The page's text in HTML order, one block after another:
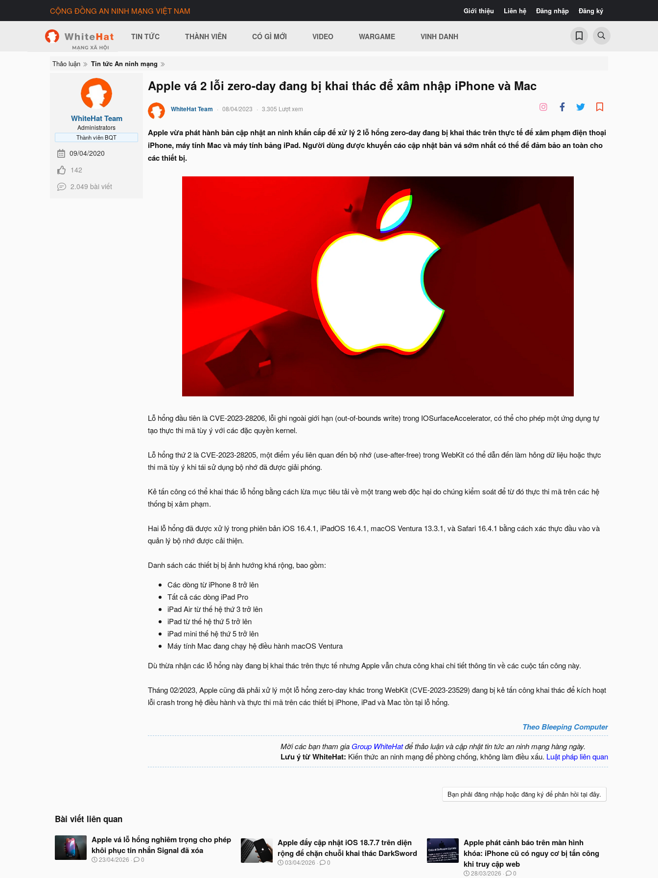
Giới thiệu Liên hệ Đăng nhập Đăng ký
CỘNG ĐỒNG AN NINH MẠNG VIỆT NAM
TIN TỨC THÀNH VIÊN CÓ GÌ MỚI VIDEO WARGAME VINH DANH
Thảo luận Tin tức An ninh mạng
WhiteHat Team
Administrators
Thành viên BQT
09/04/2020
142
2.049 bài viết
Apple vá 2 lỗi zero-day đang bị khai thác để xâm nhập iPhone và Mac
WhiteHat Team 08/04/2023 3.305 Lượt xem
Apple vừa phát hành bản cập nhật an ninh khẩn cấp để xử lý 2 lỗ hổng zero-day đang bị khai thác trên thực tế để xâm phạm điện thoại
iPhone, máy tính Mac và máy tính bảng iPad. Người dùng được khuyến cáo cập nhật bản vá sớm nhất có thể để đảm bảo an toàn cho
các thiết bị.
Lỗ hổng đầu tiên là CVE-2023-28206, lỗi ghi ngoài giới hạn (out-of-bounds write) trong IOSurfaceAccelerator, có thể cho phép một ứng dụng tự
tạo thực thi mã tùy ý với các đặc quyền kernel.
Lỗ hổng thứ 2 là CVE-2023-28205, một điểm yếu liên quan đến bộ nhớ (use-after-free) trong WebKit có thể dẫn đến làm hỏng dữ liệu hoặc thực
thi mã tùy ý khi tái sử dụng bộ nhớ đã được giải phóng.
Kẻ tấn công có thể khai thác lỗ hổng bằng cách lừa mục tiêu tải về một trang web độc hại do chúng kiểm soát để từ đó thực thi mã trên các hệ
thống bị xâm phạm.
Hai lỗ hổng đã được xử lý trong phiên bản iOS 16.4.1, iPadOS 16.4.1, macOS Ventura 13.3.1, và Safari 16.4.1 bằng cách xác thực đầu vào và
quản lý bộ nhớ được cải thiện.
Danh sách các thiết bị bị ảnh hướng khá rộng, bao gồm:
Các dòng từ iPhone 8 trở lên
Tất cả các dòng iPad Pro
iPad Air từ thế hệ thứ 3 trở lên
iPad từ thế hệ thứ 5 trở lên
iPad mini thế hệ thứ 5 trở lên
Máy tính Mac đang chạy hệ điều hành macOS Ventura
Dù thừa nhận các lỗ hổng này đang bị khai thác trên thực tế nhưng Apple vẫn chưa công khai chi tiết thông tin về các cuộc tấn công này.
Tháng 02/2023, Apple cũng đã phải xử lý một lỗ hổng zero-day khác trong WebKit (CVE-2023-23529) đang bị kẻ tấn công khai thác để kích hoạt
lỗi crash trong hệ điều hành và thực thi mã trên các thiết bị iPhone, iPad và Mac tồn tại lỗ hổng.
Theo Bleeping Computer
Mời các bạn tham gia Group WhiteHatđể thảo luận và cập nhật tin tức an ninh mạng hàng ngày.
Lưu ý từ WhiteHat: Kiến thức an ninh mạng để phòng chống, không làm điều xấu. Luật pháp liên quan
Bạn phải đăng nhập hoặc đăng ký để phản hồi tại đây.
Bài viết liên quan
Apple vá lỗ hổng nghiêm trọng cho phép
khôi phục tin nhắn Signal đã xóa
N
23/04/2026 0
Apple đẩy cập nhật iOS 18.7.7 trên diện
rộng để chặn chuỗi khai thác DarkSword
N
03/04/2026 0
Apple phát cảnh báo trên màn hình
khóa: iPhone cũ có nguy cơ bị tấn công
khi truy cập web
N
28/03/2026 0